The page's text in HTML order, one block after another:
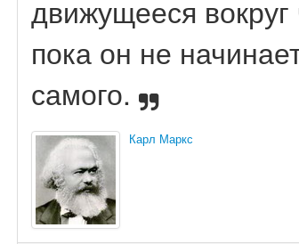
движущееся
пока он не
самого.
Карл Маркс